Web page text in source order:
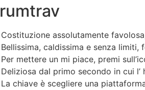
Costituzione assolutamente
Bellissima, caldissima e senza limiti,
Per mettere un mi piace, premi
Deliziosa dal primo secondo in cui
La chiave è scegliere una